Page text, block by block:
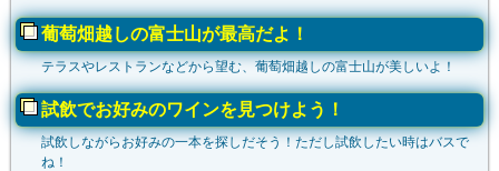
葡萄畑越しの富士山が最高だよ！
テラスやレストランなどから望む、葡萄畑越しの富士山が美しいよ！
試飲でお好みのワインを見つけよう！
試飲しながらお好みの一本を探しだそう！ただし試飲したい時はバスで
ね！